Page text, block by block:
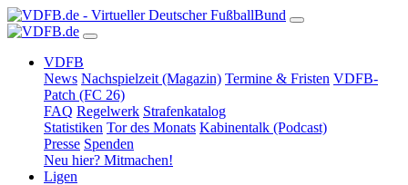
VDFB
News Nachspielzeit (Magazin) Termine & Fristen VDFB-
Patch (FC 26)
FAQ Regelwerk Strafenkatalog
Statistiken Tor des Monats Kabinentalk (Podcast)
Presse Spenden
Neu hier? Mitmachen!
Ligen